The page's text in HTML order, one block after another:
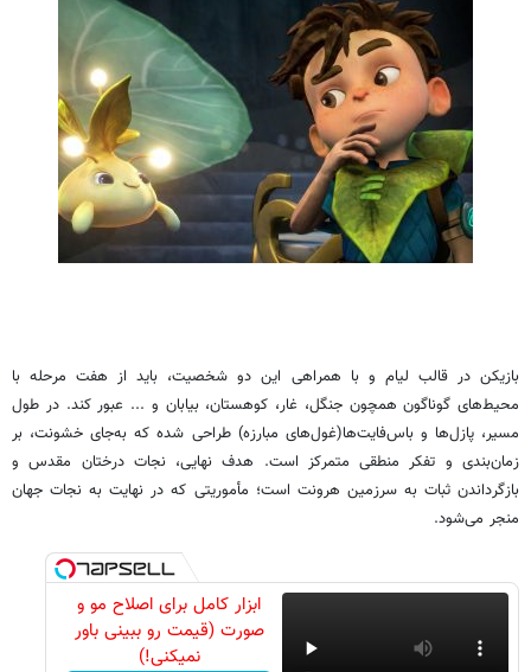
بازیکن در قالب لیام و با همراهی این دو شخصیت، باید از هفت مرحله با
محیط‌های گوناگون همچون جنگل، غار، کوهستان، بیابان و ... عبور کند. در طول
مسیر، پازل‌ها و باس‌فایت‌ها(غول‌های مبارزه) طراحی شده که به‌جای خشونت، بر
زمان‌بندی و تفکر منطقی متمرکز است. هدف نهایی، نجات درختان مقدس و
بازگرداندن ثبات به سرزمین هرونت است؛ مأموریتی که در نهایت به نجات جهان
منجر می‌شود.
ابزار کامل برای اصلاح مو و
صورت (قیمت رو ببینی باور
نمیکنی!)